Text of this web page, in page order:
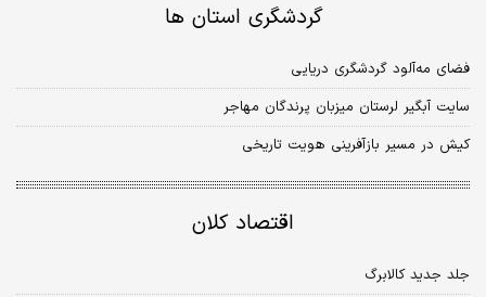
گردشگری استان ها
فضای مه‌آلود گردشگری دریایی
سایت آبگیر لرستان میزبان پرندگان مهاجر
کیش در مسیر بازآفرینی هویت تاریخی
اقتصاد کلان
جلد جدید کالابرگ